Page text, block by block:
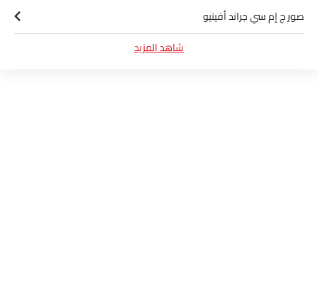
صور ج إم سي جراند أفينيو
شاهد المزيد